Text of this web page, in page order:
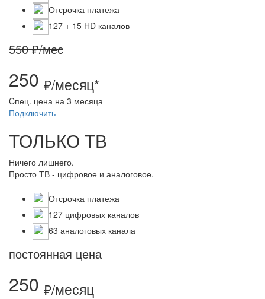
Отсрочка платежа
127 + 15 HD каналов
550 ₽/мес
250 ₽/месяц*
Cпец. цена на 3 месяца
Подключить
ТОЛЬКО ТВ
Ничего лишнего.
Просто ТВ - цифровое и аналоговое.
Отсрочка платежа
127 цифровых каналов
63 аналоговых канала
постоянная цена
250 ₽/месяц